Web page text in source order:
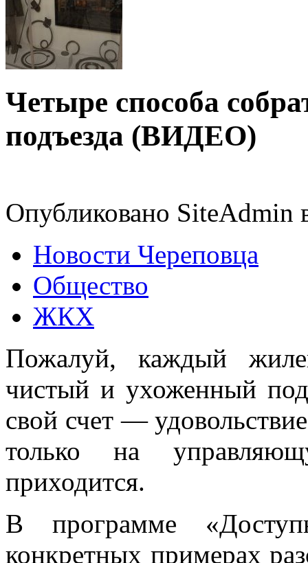
Четыре способа
подъезда (ВИДЕО)
Опубликовано
Новости Череповца
Общество
ЖКХ
Пожалуй, каждый
чистый и ухоженный
свой счет —
только на
приходится.
В программе
конкретных примерах